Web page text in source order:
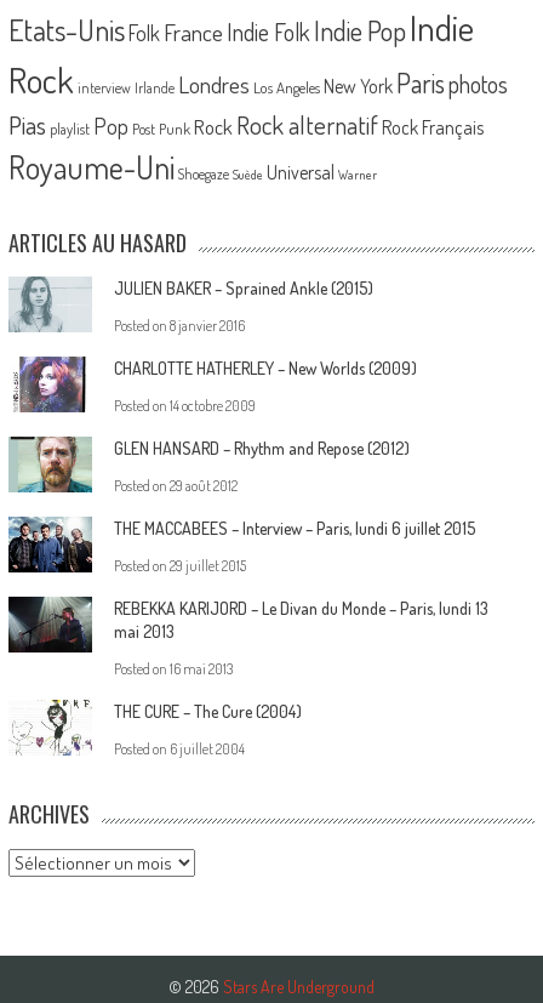
Etats-UnisFolk France Indie FolkIndie PopIndie
Rock interview Irlande Londres Los Angeles New York Parisphotos
Pias playlist Pop Post Punk Rock Rock alternatif Rock Français
Royaume-Uni Shoegaze Suède Universal Warner
ARTICLES AU HASARD
JULIEN BAKER – Sprained Ankle (2015)
Posted on 8 janvier 2016
CHARLOTTE HATHERLEY – New Worlds (2009)
Posted on 14 octobre 2009
GLEN HANSARD – Rhythm and Repose (2012)
Posted on 29 août 2012
THE MACCABEES – Interview – Paris, lundi 6 juillet 2015
Posted on 29 juillet 2015
REBEKKA KARIJORD – Le Divan du Monde – Paris, lundi 13
mai 2013
Posted on 16 mai 2013
THE CURE – The Cure (2004)
Posted on 6 juillet 2004
ARCHIVES
Archives
© 2026 Stars Are Underground